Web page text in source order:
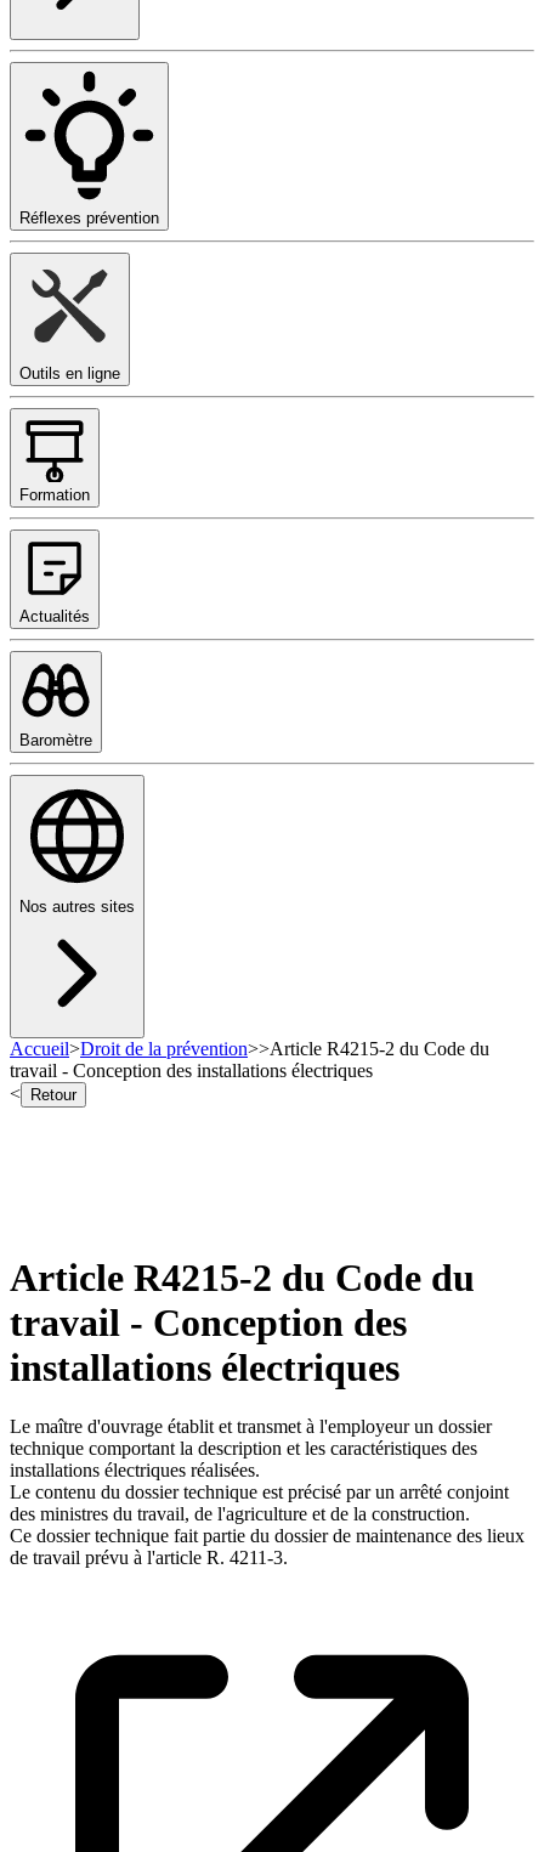
Réflexes prévention
Outils en ligne
Formation
Actualités
Baromètre
Nos autres sites
Accueil>Droit de la prévention>>Article R4215-2 du Code du
travail - Conception des installations électriques
<
Retour
Article R4215-2 du Code du
travail - Conception des
installations électriques
Le maître d'ouvrage établit et transmet à l'employeur un dossier
technique comportant la description et les caractéristiques des
installations électriques réalisées.
Le contenu du dossier technique est précisé par un arrêté conjoint
des ministres du travail, de l'agriculture et de la construction.
Ce dossier technique fait partie du dossier de maintenance des lieux
de travail prévu à l'article R. 4211-3.